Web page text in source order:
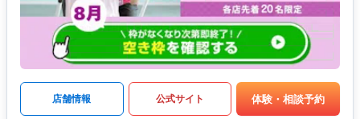
店舗情報 公式サイト 体験・相談予約